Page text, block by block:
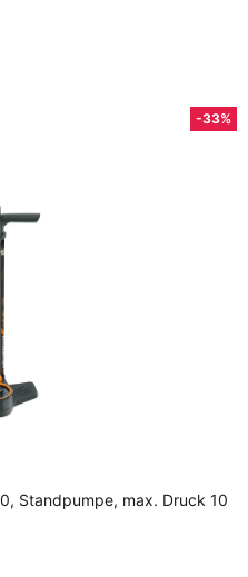
-33%
Standpumpe, max. Druck 10